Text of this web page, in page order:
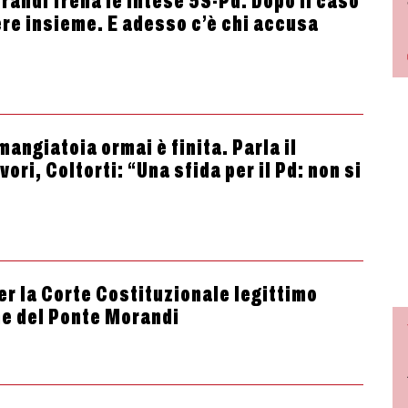
insieme. E adesso c’è chi accusa
ormai è finita. Parla il
Coltorti: “Una sfida per il Pd: non si
la Corte Costituzionale legittimo
del Ponte Morandi